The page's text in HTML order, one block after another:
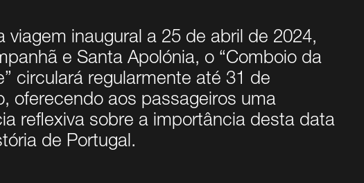
viagem inaugural a 25 de abril de 2024,
e Santa Apolónia, o “Comboio da
circulará regularmente até 31 de
oferecendo aos passageiros uma
reflexiva sobre a importância desta data
de Portugal.